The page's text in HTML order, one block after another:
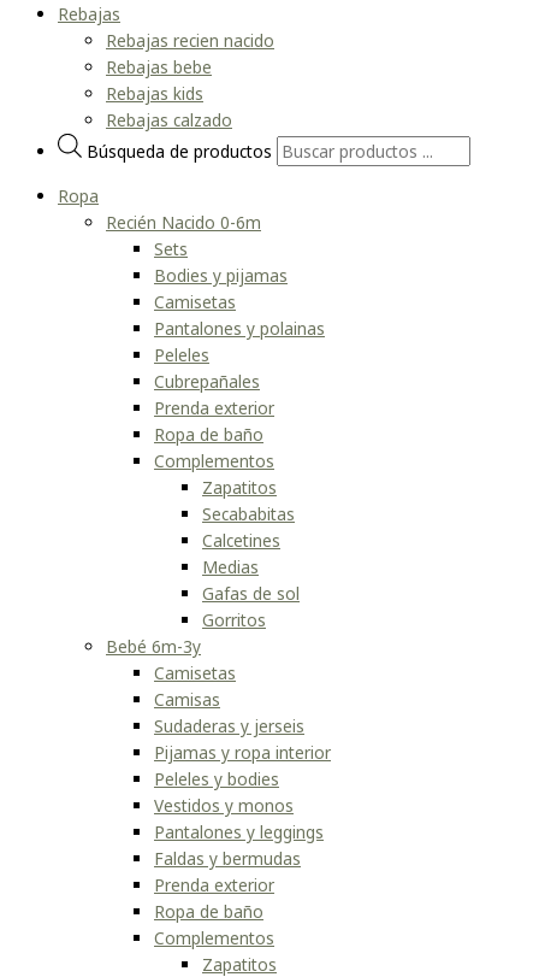
Rebajas
Rebajas recien nacido
Rebajas bebe
Rebajas kids
Rebajas calzado
Búsqueda de productos
Ropa
Recién Nacido 0-6m
Sets
Bodies y pijamas
Camisetas
Pantalones y polainas
Peleles
Cubrepañales
Prenda exterior
Ropa de baño
Complementos
Zapatitos
Secababitas
Calcetines
Medias
Gafas de sol
Gorritos
Bebé 6m-3y
Camisetas
Camisas
Sudaderas y jerseis
Pijamas y ropa interior
Peleles y bodies
Vestidos y monos
Pantalones y leggings
Faldas y bermudas
Prenda exterior
Ropa de baño
Complementos
Zapatitos